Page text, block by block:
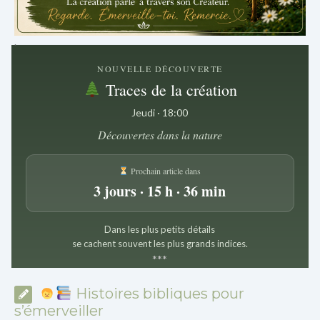
.
NOUVELLE DÉCOUVERTE
Traces de la création
Jeudi · 18:00
Découvertes dans la nature
Prochain article dans
3 jours · 15 h · 36 min
Dans les plus petits détails
se cachent souvent les plus grands indices.
***
Histoires bibliques pour
s’émerveiller